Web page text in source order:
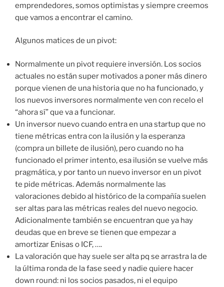
emprendedores, somos optimistas y siempre creemos
que vamos a encontrar el camino.
Algunos matices de un pivot:
Normalmente un pivot requiere inversión. Los socios
actuales no están super motivados a poner más dinero
porque vienen de una historia que no ha funcionado, y
los nuevos inversores normalmente ven con recelo el
“ahora sí” que va a funcionar.
Un inversor nuevo cuando entra en una startup que no
tiene métricas entra con la ilusión y la esperanza
(compra un billete de ilusión), pero cuando no ha
funcionado el primer intento, esa ilusión se vuelve más
pragmática, y por tanto un nuevo inversor en un pivot
te pide métricas. Además normalmente las
valoraciones debido al histórico de la compañía suelen
ser altas para las métricas reales del nuevo negocio.
Adicionalmente también se encuentran que ya hay
deudas que en breve se tienen que empezar a
amortizar Enisas o ICF, ….
La valoración que hay suele ser alta pq se arrastra la de
la última ronda de la fase seed y nadie quiere hacer
down round: ni los socios pasados, ni el equipo